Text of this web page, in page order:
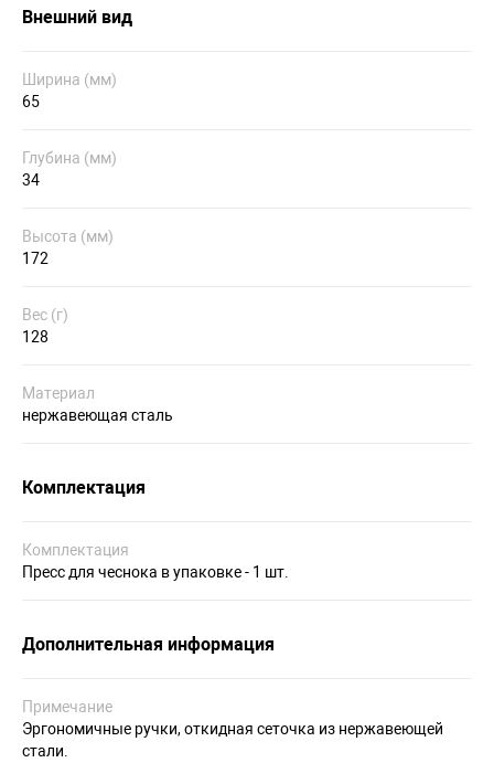
Внешний вид
Ширина (мм)
65
Глубина (мм)
34
Высота (мм)
172
Вес (г)
128
Материал
нержавеющая сталь
Комплектация
Комплектация
Пресс для чеснока в упаковке - 1 шт.
Дополнительная информация
Примечание
Эргономичные ручки, откидная сеточка из нержавеющей
стали.